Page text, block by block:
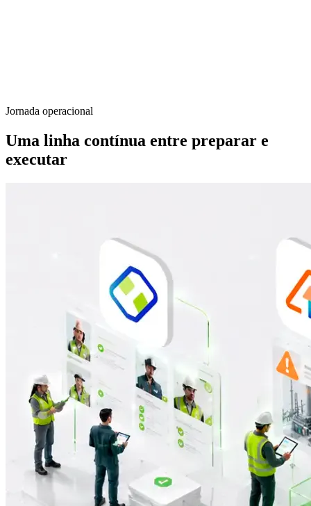
Jornada operacional
Uma linha contínua entre preparar e
executar